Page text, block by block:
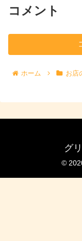
コメント
ホーム お店
グ
©